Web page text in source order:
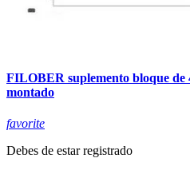
FILOBER suplemento bloque de
montado
favorite
Debes de estar registrado